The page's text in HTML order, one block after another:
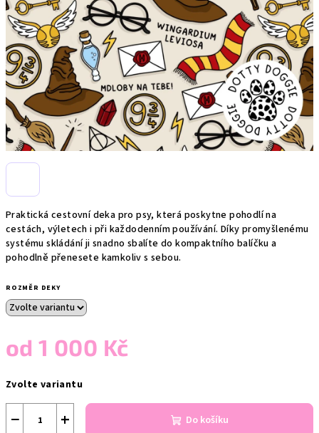
Praktická cestovní deka pro psy, která poskytne pohodlí na
cestách, výletech i při každodenním používání. Díky promyšlenému
systému skládání ji snadno sbalíte do kompaktního balíčku a
pohodlně přenesete kamkoliv s sebou.
ROZMĚR DEKY
od1 000 Kč
cena:
Zvolte variantu
+
− Do košíku